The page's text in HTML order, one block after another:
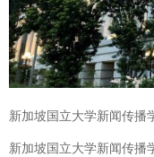
新加坡国立大学新闻传播
新加坡国立大学新闻传播